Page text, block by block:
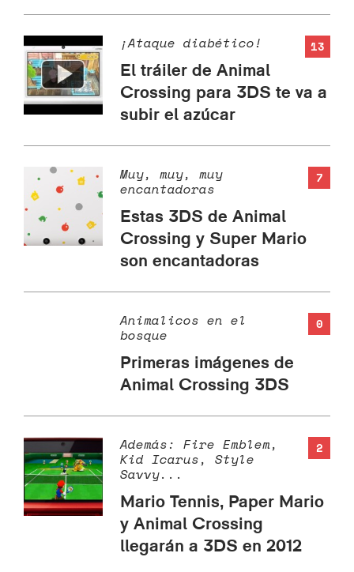
13
¡Ataque diabético!
El tráiler de Animal
Crossing para 3DS te va a
subir el azúcar
7
Muy, muy, muy
encantadoras
Estas 3DS de Animal
Crossing y Super Mario
son encantadoras
0
Animalicos en el
bosque
Primeras imágenes de
Animal Crossing 3DS
2
Además: Fire Emblem,
Kid Icarus, Style
Savvy...
Mario Tennis, Paper Mario
y Animal Crossing
llegarán a 3DS en 2012